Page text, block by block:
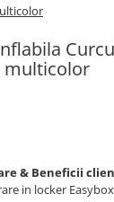
multicolor
& Beneficii
in locker